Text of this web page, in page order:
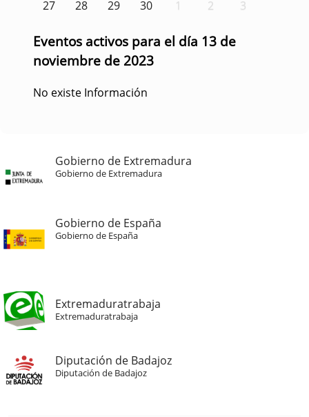
27
28 29 30 1 2 3
Eventos activos para el día 13 de
noviembre de 2023
No existe Información
Gobierno de Extremadura
Gobierno de Extremadura
Gobierno de España
Gobierno de España
Extremaduratrabaja
Extremaduratrabaja
Diputación de Badajoz
Diputación de Badajoz